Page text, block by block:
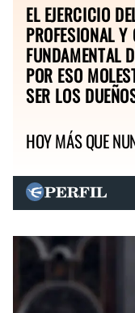
EL EJERCICIO
PROFESIONAL
FUNDAMENTAL
POR ESO
SER LOS
HOY MÁS QUE